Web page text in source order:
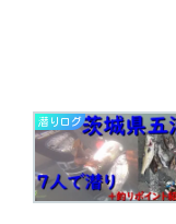
潜りログ